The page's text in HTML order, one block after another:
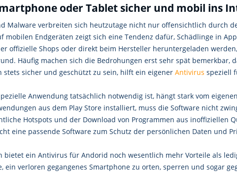
oder Tablet sicher und mobil ins
Malware verbreiten sich heutzutage nicht nur offensichtlich durch
mobilen Endgeräten zeigt sich eine Tendenz dafür, Schädlinge in
offizielle Shops oder direkt beim Hersteller heruntergeladen
Häufig machen sich die Bedrohungen erst sehr spät bemerkbar,
stets sicher und geschützt zu sein, hilft ein eigener Antivirus speziell
Anwendung tatsächlich notwendig ist, hängt stark vom
aus dem Play Store installiert, muss die Software nicht
Hotspots und der Download von Programmen aus inoffiziellen
eine passende Software zum Schutz der persönlichen Daten und
bietet ein Antivirus für Andorid noch wesentlich mehr Vorteile als
ein verloren gegangenes Smartphone zu orten, sperren und sogar